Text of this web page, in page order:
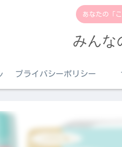
あなたの「
みんな
プライバシーポリシー